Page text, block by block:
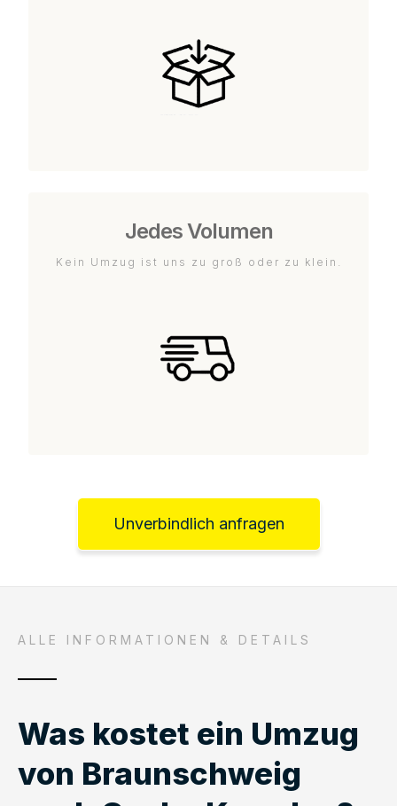
Jedes Volumen
Kein Umzug ist uns zu groß oder zu klein.
Unverbindlich anfragen
ALLE INFORMATIONEN & DETAILS
Was kostet ein Umzug
von Braunschweig